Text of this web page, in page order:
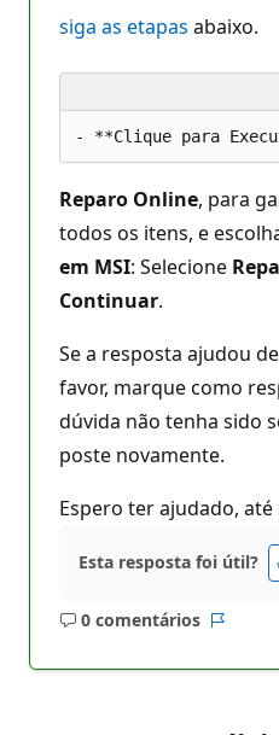
siga as etapas abaixo.
Reparo Online, para
todos os itens, e
em MSI: Selecione
Continuar.
Se a resposta ajudou
favor, marque como
dúvida não tenha sido
poste novamente.
Espero ter ajudado, até
Esta resposta foi útil?
0 comentários
Sem